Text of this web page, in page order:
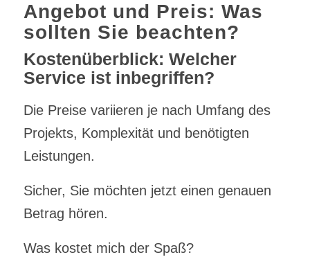
Angebot und Preis: Was
sollten Sie beachten?
Kostenüberblick: Welcher
Service ist inbegriffen?
Die Preise variieren je nach Umfang des
Projekts, Komplexität und benötigten
Leistungen.
Sicher, Sie möchten jetzt einen genauen
Betrag hören.
Was kostet mich der Spaß?